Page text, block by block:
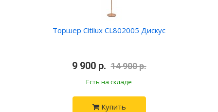
Торшер Citilux CL802005 Дискус
9 900 р. 14 900 р.
Есть на складе
Купить